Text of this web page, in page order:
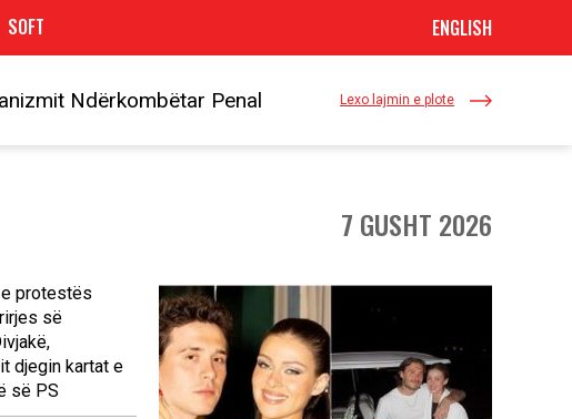
SOFT ENGLISH
Ndërkombëtar Penal Lexo lajmin e plote
7 GUSHT 2026
protestës
së
djegin kartat e
së PS